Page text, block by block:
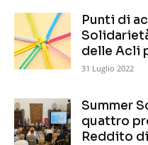
Punti di
delle Acli
31 Luglio 2022
Summer
quattro
Reddito